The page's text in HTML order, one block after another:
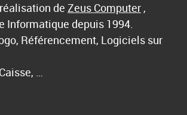
de Zeus Computer ,
Informatique depuis 1994.
Référencement, Logiciels sur
…